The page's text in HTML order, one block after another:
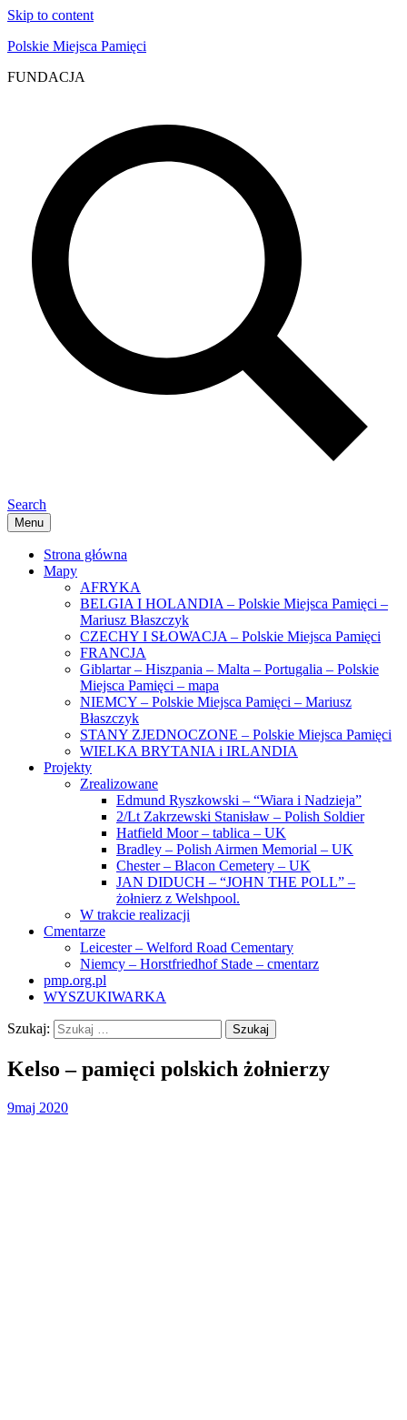
Skip to content
Polskie Miejsca Pamięci
FUNDACJA
Search
Menu
Strona główna
Mapy
AFRYKA
BELGIA I HOLANDIA – Polskie Miejsca Pamięci –
Mariusz Błaszczyk
CZECHY I SŁOWACJA – Polskie Miejsca Pamięci
FRANCJA
Giblartar – Hiszpania – Malta – Portugalia – Polskie
Miejsca Pamięci – mapa
NIEMCY – Polskie Miejsca Pamięci – Mariusz
Błaszczyk
STANY ZJEDNOCZONE – Polskie Miejsca Pamięci
WIELKA BRYTANIA i IRLANDIA
Projekty
Zrealizowane
Edmund Ryszkowski – “Wiara i Nadzieja”
2/Lt Zakrzewski Stanisław – Polish Soldier
Hatfield Moor – tablica – UK
Bradley – Polish Airmen Memorial – UK
Chester – Blacon Cemetery – UK
JAN DIDUCH – “JOHN THE POLL” –
żołnierz z Welshpool.
W trakcie realizacji
Cmentarze
Leicester – Welford Road Cementary
Niemcy – Horstfriedhof Stade – cmentarz
pmp.org.pl
WYSZUKIWARKA
Szukaj:
Kelso – pamięci polskich żołnierzy
9maj 2020